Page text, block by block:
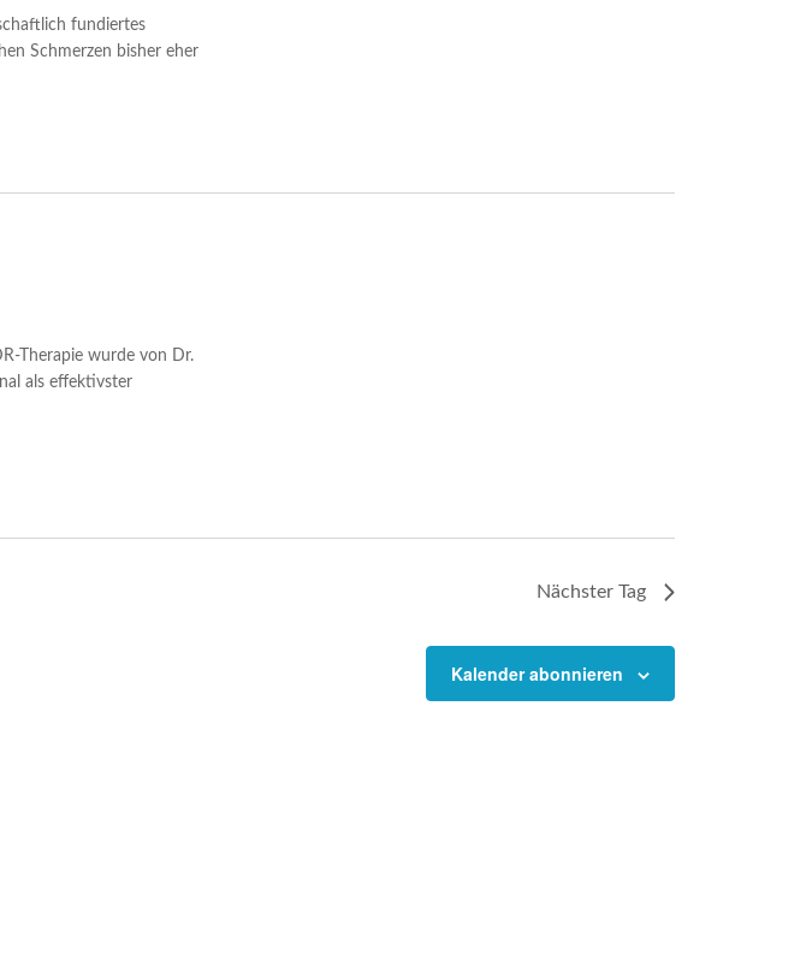
fundiertes
Schmerzen bisher eher
Therapie wurde von Dr.
als effektivster
Nächster Tag
Kalender abonnieren